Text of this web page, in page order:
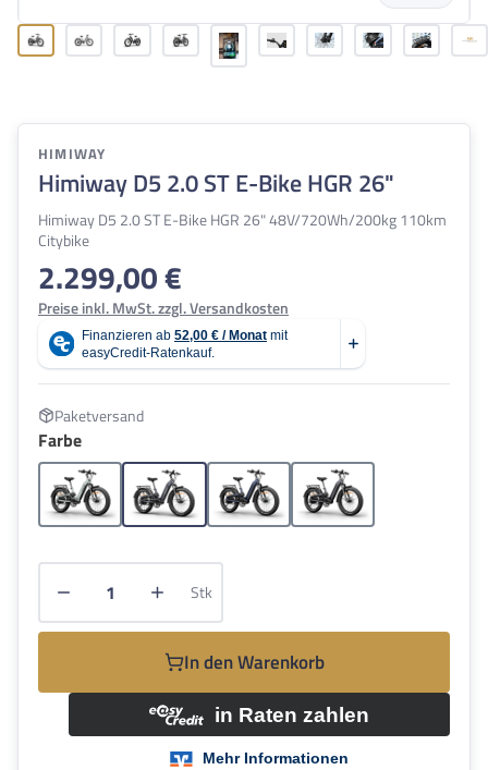
HIMIWAY
Himiway D5 2.0 ST E-Bike HGR 26"
Himiway D5 2.0 ST E-Bike HGR 26" 48V/720Wh/200kg 110km
Citybike
Regulärer Preis:
2.299,00 €
Preise inkl. MwSt. zzgl. Versandkosten
Paketversand
Farbeauswählen
GletschergrauHellgrau Mattblau Mattgrau
Produkt Anzahl: Gib den gewünschten
Stk
In den Warenkorb